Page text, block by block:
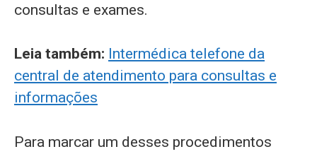
consultas e exames.
Leia também: Intermédica telefone da
central de atendimento para consultas e
informações
Para marcar um desses procedimentos